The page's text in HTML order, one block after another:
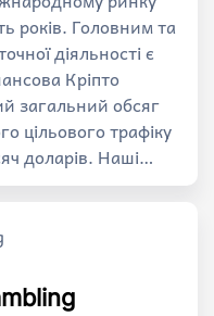
років. Головним та
діяльності є
Кріпто
загальний обсяг
цільового трафіку
доларів. Наші…